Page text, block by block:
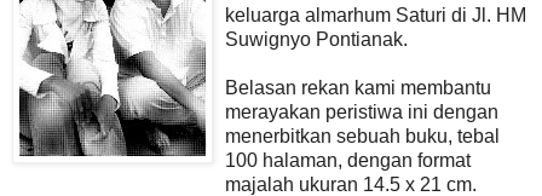
keluarga almarhum Saturi di Jl. HM
Suwignyo Pontianak.
Belasan rekan kami membantu
merayakan peristiwa ini dengan
menerbitkan sebuah buku, tebal
100 halaman, dengan format
majalah ukuran 14.5 x 21 cm.